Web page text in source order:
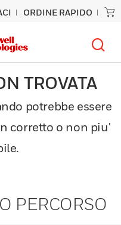
ORDINE RAPIDO
TROVATA
potrebbe essere
corretto o non piu'
PERCORSO